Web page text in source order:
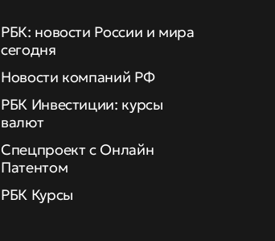
РБК: новости России и мира
сегодня
Новости компаний РФ
РБК Инвестиции: курсы
валют
Спецпроект с Онлайн
Патентом
РБК Курсы